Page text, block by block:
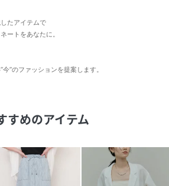
たアイテムで
ートをあなたに。
”のファッションを提案します。
すめのアイテム